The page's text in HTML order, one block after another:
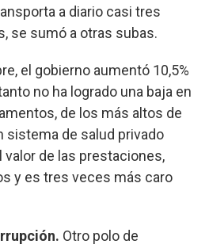
a diario casi tres
se sumó a otras subas.
el gobierno aumentó 10,5%
no ha logrado una baja en
de los más altos de
sistema de salud privado
valor de las prestaciones,
y es tres veces más caro
Otro polo de